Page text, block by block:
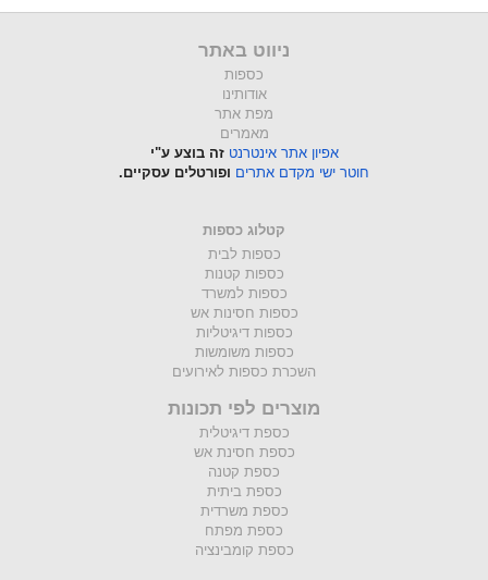
ניווט באתר
כספות
אודותינו
מפת אתר
מאמרים
אפיון אתר אינטרנט זה בוצע ע"י
חוטר ישי מקדם אתרים ופורטלים עסקיים.
קטלוג כספות
כספות לבית
כספות קטנות
כספות למשרד
כספות חסינות אש
כספות דיגיטליות
כספות משומשות
השכרת כספות לאירועים
מוצרים לפי תכונות
כספת דיגיטלית
כספת חסינת אש
כספת קטנה
כספת ביתית
כספת משרדית
כספת מפתח
כספת קומבינציה